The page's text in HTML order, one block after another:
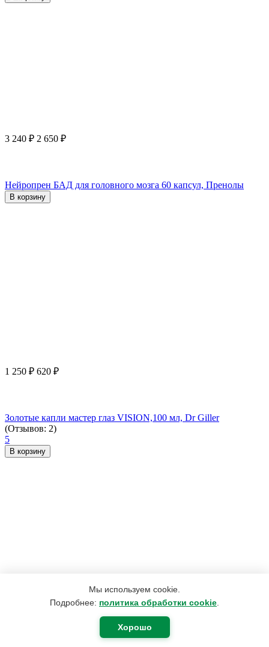
Мы используем cookie.
Подробнее: политика обработки cookie
Хорошо
3 240 ₽ 2 650 ₽
Нейропрен БАД для головного мозга 60 капсул, Пренолы
В корзину
1 250 ₽ 620 ₽
Золотые капли мастер глаз VISION,100 мл, Dr Giller
(Отзывов: 2)
5
В корзину
697 ₽